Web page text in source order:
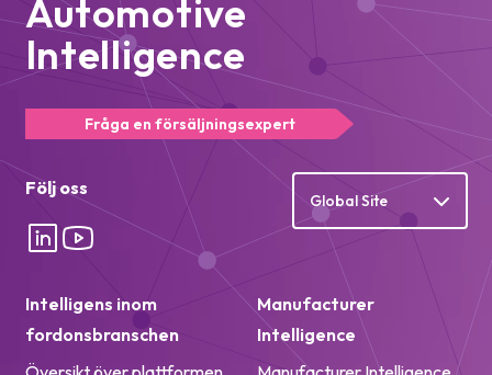
Automotive
Intelligence
Fråga en försäljningsexpert
Följ oss
Global Site
Intelligens inom
fordonsbranschen
Manufacturer
Intelligence